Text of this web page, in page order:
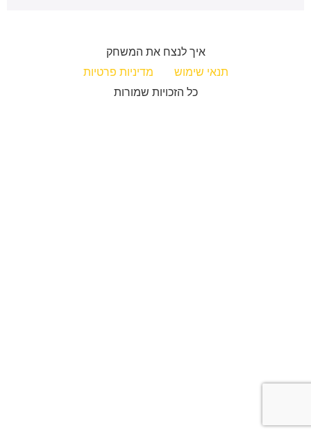
איך לנצח את המשחק
תנאי שימוש
מדיניות פרטיות
כל הזכויות שמורות